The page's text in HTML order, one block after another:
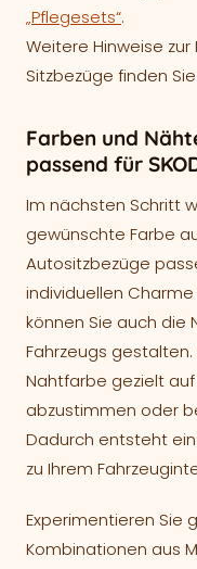
„Pflegesets“.
Weitere Hinweise
Sitzbezüge finden
Farben und
passend für
Im nächsten Schritt
gewünschte Farbe
Autositzbezüge
individuellen
können Sie auch die
Fahrzeugs
Nahtfarbe gezielt
abzustimmen oder
Dadurch entsteht
zu Ihrem
Experimentieren Sie
Kombinationen aus